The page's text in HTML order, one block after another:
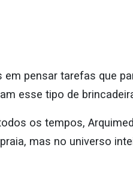
pensar tarefas que
esse tipo de
os tempos,
mas no universo